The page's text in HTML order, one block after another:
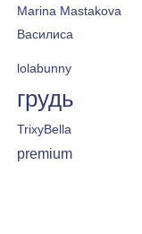
Marina Mastakova
Василиса
lolabunny
грудь
TrixyBella
premium